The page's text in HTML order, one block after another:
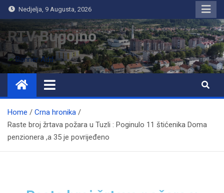
Nedjelja, 9 Augusta, 2026
RTV Bugojno
Home
Crna hronika
Raste broj žrtava požara u Tuzli : Poginulo 11 štićenika Doma
penzionera ,a 35 je povrijeđeno